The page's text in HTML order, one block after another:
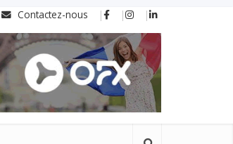
Contactez-nous